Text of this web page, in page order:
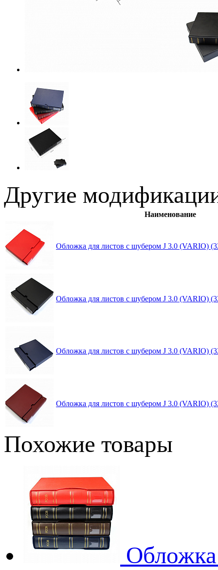
Другие
Наименование
Обложка для листов с шубером J 3.0
Обложка для листов с шубером J 3.0
Обложка для листов с шубером J 3.0
Обложка для листов с шубером J 3.0
Похожие товары